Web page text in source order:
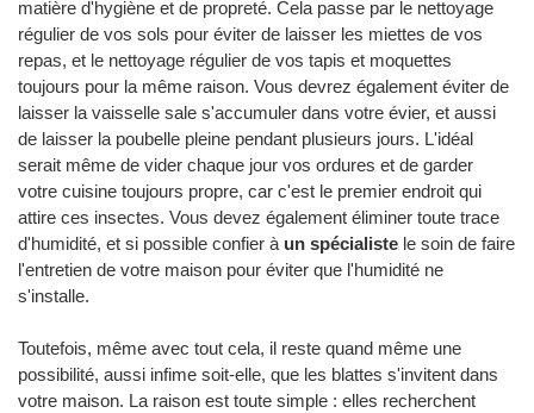
matière d'hygiène et de propreté. Cela passe par le nettoyage
régulier de vos sols pour éviter de laisser les miettes de vos
repas, et le nettoyage régulier de vos tapis et moquettes
toujours pour la même raison. Vous devrez également éviter de
laisser la vaisselle sale s'accumuler dans votre évier, et aussi
de laisser la poubelle pleine pendant plusieurs jours. L'idéal
serait même de vider chaque jour vos ordures et de garder
votre cuisine toujours propre, car c'est le premier endroit qui
attire ces insectes. Vous devez également éliminer toute trace
d'humidité, et si possible confier à un spécialiste le soin de faire
l'entretien de votre maison pour éviter que l'humidité ne
s'installe.
Toutefois, même avec tout cela, il reste quand même une
possibilité, aussi infime soit-elle, que les blattes s'invitent dans
votre maison. La raison est toute simple : elles recherchent